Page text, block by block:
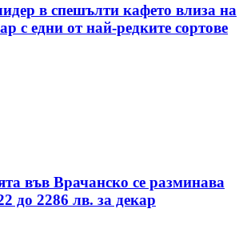
в спешълти кафето влиза на
с едни от най-редките сортове
във Врачанско се разминава
до 2286 лв. за декар